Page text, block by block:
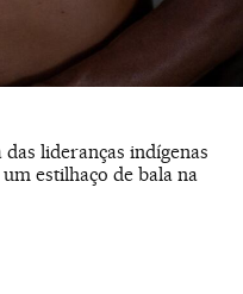
lideranças indígenas
estilhaço de bala na